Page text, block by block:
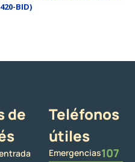
BID)
de
Teléfonos
útiles
Emergencias107